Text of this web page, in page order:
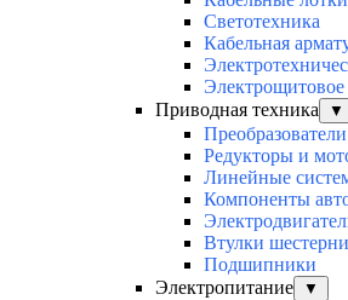
Светотехника
Кабельная
Электрощитовое
Приводная техника
▼
Редукторы и
Линейные
Компоненты
Втулки
Подшипники
Электропитание
▼